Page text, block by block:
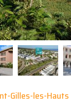
Gilles-les-Hauts